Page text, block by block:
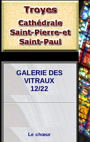
GALERIE DES
VITRAUX
12/22
Le chœur